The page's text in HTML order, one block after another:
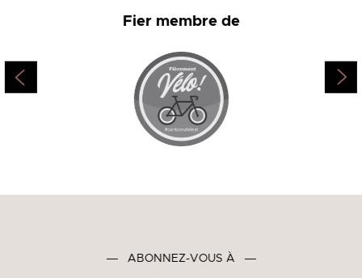
Fier membre de
― ABONNEZ-VOUS À ―